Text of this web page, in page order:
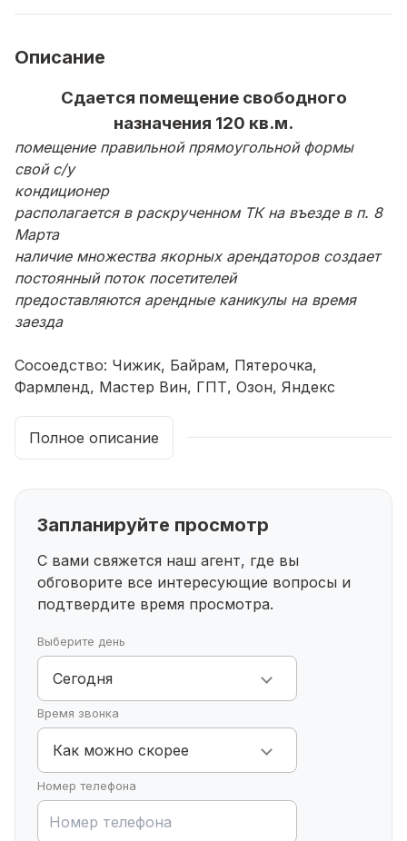
Описание
Сдается помещение свободного
назначения 120 кв.м.
помещение правильной прямоугольной формы
свой с/у
кондиционер
располагается в раскрученном ТК на въезде в п. 8
Марта
наличие множества якорных арендаторов создает
постоянный поток посетителей
предоставляются арендные каникулы на время
заезда
Сосоедство: Чижик, Байрам, Пятерочка,
Фармленд, Мастер Вин, ГПТ, Озон, Яндекс
Пышка
Полное описание
Запланируйте просмотр
С вами свяжется наш агент, где вы
обговорите все интересующие вопросы и
подтвердите время просмотра.
Выберите день
Сегодня
Время звонка
Как можно скорее
Номер телефона